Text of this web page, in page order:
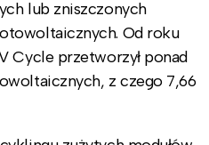
lub zniszczonych
Od roku
Cycle przetworzył ponad
z czego 7,66